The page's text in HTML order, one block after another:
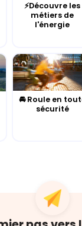
⚡Découvre les
métiers de
l'énergie
🚘 Roule en
sécurité